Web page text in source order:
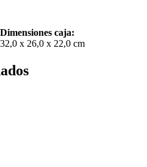
Dimensiones caja:
32,0 x 26,0 x 22,0 cm